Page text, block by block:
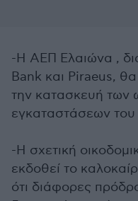
-Η ΑΕΠ Ελαιώνα ,
Bank και Piraeus,
την κατασκευή των
εγκαταστάσεων
-Η σχετική
εκδοθεί το
ότι διάφορες